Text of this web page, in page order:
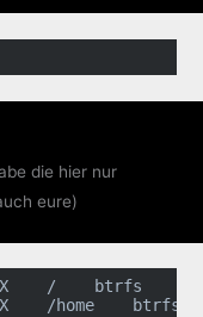
die hier nur
eure)
/    btrfs
/home